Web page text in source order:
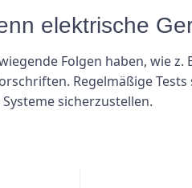
elektrische
Folgen haben, wie
Regelmäßige
sicherzustellen.